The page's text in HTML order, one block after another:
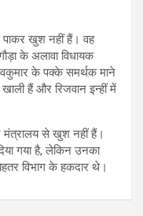
पाकर खुश नहीं हैं। वह
के अलावा विधायक
के पक्के समर्थक माने
हैं और रिजवान इन्हीं में
मंत्रालय से खुश नहीं हैं।
गया है, लेकिन उनका
विभाग के हकदार थे।